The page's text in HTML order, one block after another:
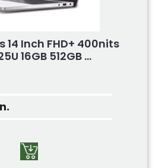
14 Inch FHD+ 400nits
16GB 512GB ...